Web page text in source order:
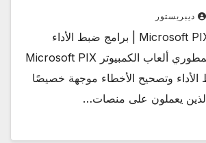
ديبريستور
تحميل Microsoft PIX 2505.30 | برامج ضبط الأداء
وتصحيح الأخطاء لمطوري ألعاب الكمبيوتر Microsoft PIX
الأداء وتصحيح الأخطاء موجهة خصيصًا
يعملون على منصات…